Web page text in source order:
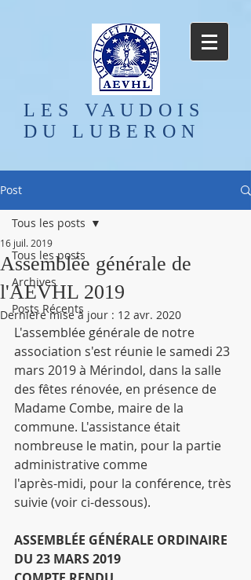
LES VAUDOIS
DU LUBERON
Post
Tous les posts
Archives
Posts Récents
Tous les posts
Assemblée générale de
l'AEVHL 2019
16 juil. 2019
Dernière mise à jour : 12 avr. 2020
L'assemblée générale de notre
association s'est réunie le samedi 23
mars 2019 à Mérindol, dans la salle
des fêtes rénovée, en présence de
Madame Combe, maire de la
commune. L'assistance était
nombreuse le matin, pour la partie
administrative comme
l'après-midi, pour la conférence, très
suivie (voir ci-dessous).
ASSEMBLÉE GÉNÉRALE ORDINAIRE
DU 23 MARS 2019